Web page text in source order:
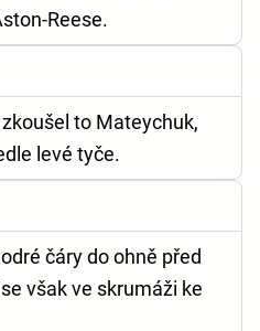
Reese.
to Mateychuk,
levé tyče.
čáry do ohně před
však ve skrumáži ke